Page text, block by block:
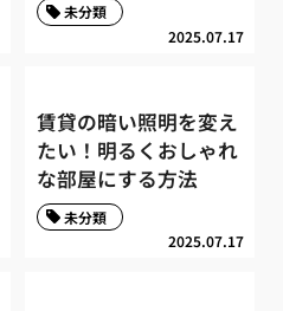
2025.07.17
未分類
賃貸の暗い照明を変え
たい！明るくおしゃれ
な部屋にする方法
2025.07.17
未分類